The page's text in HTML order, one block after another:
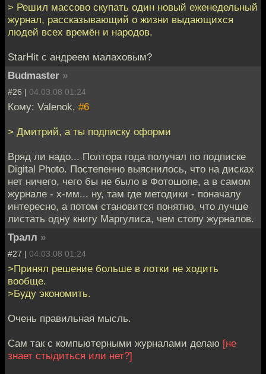
> Решил массово скупать один новый еженедельный
журнал, рассказывающий о жизни выдающихся
людей всех времён и народов.
StarHit с андреем малаховым?
Budmaster »
#26 | 04.03.08 01:24
Кому: Valenok, #6
> Дмитрий, а ты подписку оформи
Вряд ли надо... Полтора года получал по подписке
Digital Photo. Постепенно выяснилось, что на дисках
нет ничего, чего бы не было в Фотошопе, а в самом
журнале - х-мм... ну, там где методики - поначалу
интересно, а потом становится понятно, что лучше
листать одну книгу Маргулиса, чем стопу журналов.
Тралл »
#27 | 04.03.08 01:24
>Принял решение больше в лотки не ходить
вообще.
>Буду экономить.
Очень правильная мысль.
Сам так с компьютерными журналами делаю [не
знает стыдиться или нет?]